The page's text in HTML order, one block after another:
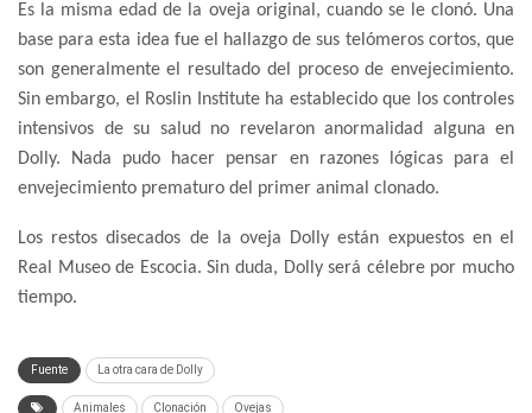
Es la misma edad de la oveja original, cuando se le clonó. Una
base para esta idea fue el hallazgo de sus telómeros cortos, que
son generalmente el resultado del proceso de envejecimiento.
Sin embargo, el Roslin Institute ha establecido que los controles
intensivos de su salud no revelaron anormalidad alguna en
Dolly. Nada pudo hacer pensar en razones lógicas para el
envejecimiento prematuro del primer animal clonado.
Los restos disecados de la oveja Dolly están expuestos en el
Real Museo de Escocia. Sin duda, Dolly será célebre por mucho
tiempo.
Fuente La otra cara de Dolly
Animales Clonación Ovejas